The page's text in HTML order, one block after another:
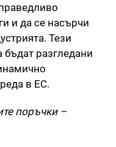
и да се насърчи
Тези
разгледани
в ЕС.
поръчки –